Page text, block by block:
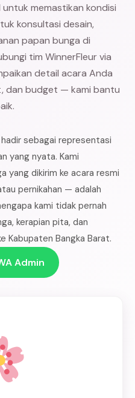
memastikan kondisi
konsultasi desain,
papan bunga di
tim WinnerFleur via
detail acara Anda
dan budget — kami bantu
sebagai representasi
yang nyata. Kami
yang dikirim ke acara resmi
pernikahan — adalah
kami tidak pernah
kerapian pita, dan
Kabupaten Bangka Barat.
Admin